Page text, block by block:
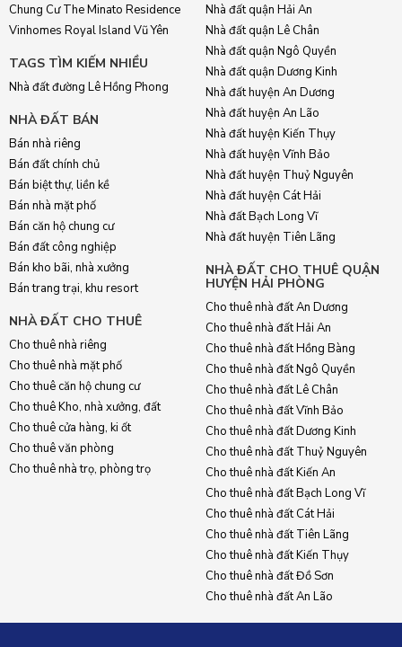
Chung Cư The Minato Residence
Vinhomes Royal Island Vũ Yên
TAGS TÌM KIẾM NHIỀU
Nhà đất đường Lê Hồng Phong
NHÀ ĐẤT BÁN
Bán nhà riêng
Bán đất chính chủ
Bán biệt thự, liền kề
Bán nhà mặt phố
Bán căn hộ chung cư
Bán đất công nghiệp
Bán kho bãi, nhà xưởng
Bán trang trại, khu resort
NHÀ ĐẤT CHO THUÊ
Cho thuê nhà riêng
Cho thuê nhà mặt phố
Cho thuê căn hộ chung cư
Cho thuê Kho, nhà xưởng, đất
Cho thuê cửa hàng, ki ốt
Cho thuê văn phòng
Cho thuê nhà trọ, phòng trọ
Nhà đất quận Hải An
Nhà đất quận Lê Chân
Nhà đất quận Ngô Quyền
Nhà đất quận Dương Kinh
Nhà đất huyện An Dương
Nhà đất huyện An Lão
Nhà đất huyện Kiến Thụy
Nhà đất huyện Vĩnh Bảo
Nhà đất huyện Thuỷ Nguyên
Nhà đất huyện Cát Hải
Nhà đất Bạch Long Vĩ
Nhà đất huyện Tiên Lãng
NHÀ ĐẤT CHO THUÊ QUẬN
HUYỆN HẢI PHÒNG
Cho thuê nhà đất An Dương
Cho thuê nhà đất Hải An
Cho thuê nhà đất Hồng Bàng
Cho thuê nhà đất Ngô Quyền
Cho thuê nhà đất Lê Chân
Cho thuê nhà đất Vĩnh Bảo
Cho thuê nhà đất Dương Kinh
Cho thuê nhà đất Thuỷ Nguyên
Cho thuê nhà đất Kiến An
Cho thuê nhà đất Bạch Long Vĩ
Cho thuê nhà đất Cát Hải
Cho thuê nhà đất Tiên Lãng
Cho thuê nhà đất Kiến Thụy
Cho thuê nhà đất Đồ Sơn
Cho thuê nhà đất An Lão